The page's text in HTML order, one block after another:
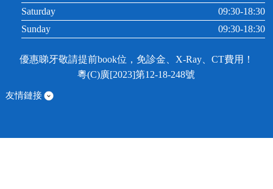
Saturday
09:30-18:30
Sunday
09:30-18:30
優惠睇牙敬請提前book位，免診金、X-Ray、CT費用！
粵(C)廣[2023]第12-18-248號
友情鏈接